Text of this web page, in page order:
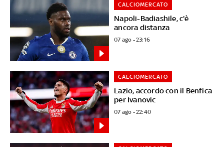
Napoli-Badiashile, c'è
ancora distanza
CALCIOMERCATO
07 ago - 23:16
Lazio, accordo con il Benfica
per Ivanovic
CALCIOMERCATO
07 ago - 22:40